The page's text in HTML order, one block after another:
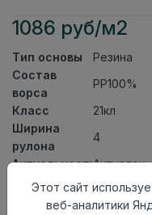
1086 руб/м2
Тип основы
Резина
Состав
ворса
PP100%
Класс
21кл
Ширина
рулона
4
АктуальностьАктуален
Вид
ковролина
Ковролин
Этот сайт
веб-аналитики